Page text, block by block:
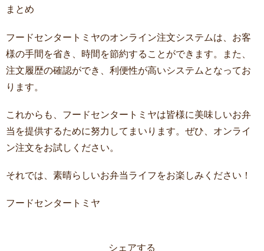
まとめ
フードセンタートミヤのオンライン注文システムは、お客
様の手間を省き、時間を節約することができます。また、
注文履歴の確認ができ、利便性が高いシステムとなってお
ります。
これからも、フードセンタートミヤは皆様に美味しいお弁
当を提供するために努力してまいります。ぜひ、オンライ
ン注文をお試しください。
それでは、素晴らしいお弁当ライフをお楽しみください！
フードセンタートミヤ
シェアする